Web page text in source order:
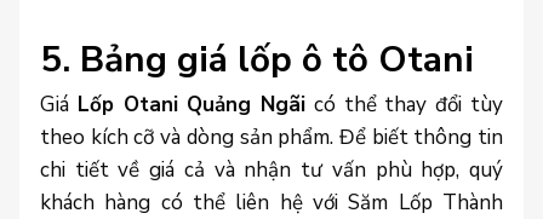
5. Bảng giá lốp ô tô Otani
Giá Lốp Otani Quảng Ngãi có thể thay đổi tùy
theo kích cỡ và dòng sản phẩm. Để biết thông tin
chi tiết về giá cả và nhận tư vấn phù hợp, quý
khách hàng có thể liên hệ với Săm Lốp Thành